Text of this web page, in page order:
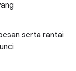
serta rantai